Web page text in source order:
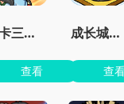
Q卡三国官方正版
查看
成长城堡最新版
查